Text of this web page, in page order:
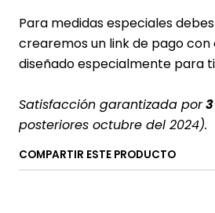
Para medidas especiales
crearemos un link de pago
diseñado especialmente para
Satisfacción garantizada por3
posteriores octubre del 2024).
COMPARTIR ESTE PRODUCTO